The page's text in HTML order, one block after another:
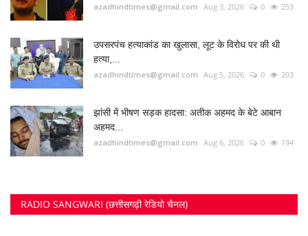
azadhindtimes@gmail.com Aug 3, 2026 0 253
उपसरपंच हत्याकांड का खुलासा, लूट के विरोध पर की थी
हत्या,...
azadhindtimes@gmail.com Aug 5, 2026 0 203
झांसी में भीषण सड़क हादसा: अतीक अहमद के बेटे आबान
अहमद...
azadhindtimes@gmail.com Aug 6, 2026 0 194
RADIO SANGWARI (छत्तीसगढ़ी रेडियो चैनल)